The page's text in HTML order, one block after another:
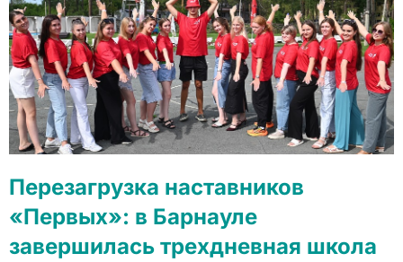
Перезагрузка наставников
«Первых»: в Барнауле
завершилась трехдневная школа